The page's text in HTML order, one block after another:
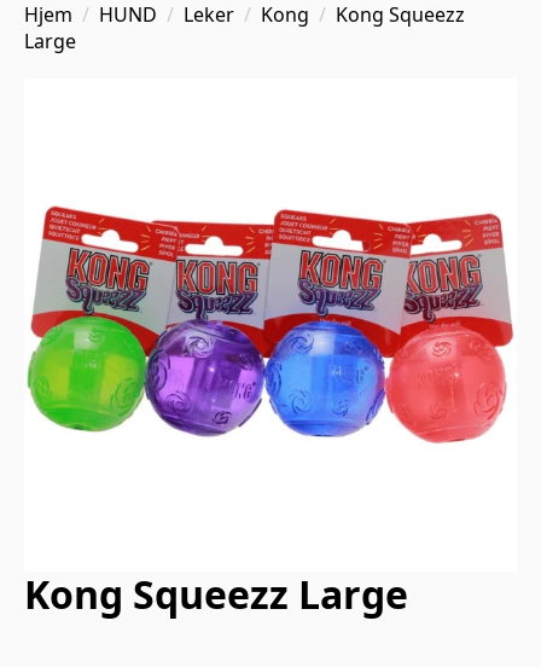
Hjem HUND Leker Kong
Kong Squeezz
Large
Kong Squeezz Large